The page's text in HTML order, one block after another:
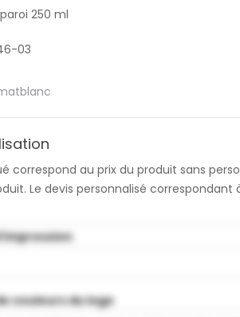
250 ml
03
blanc
correspond au prix du produit sans
Le devis personnalisé
couleurs du logo